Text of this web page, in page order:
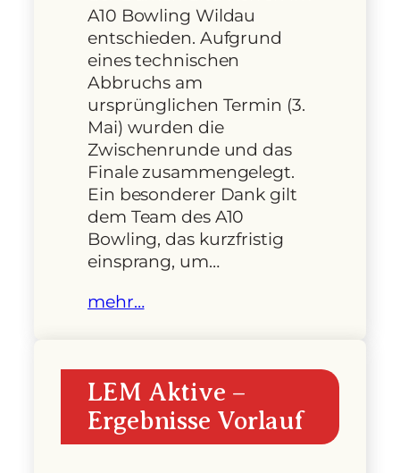
A10 Bowling Wildau
entschieden. Aufgrund
eines technischen
Abbruchs am
ursprünglichen Termin (3.
Mai) wurden die
Zwischenrunde und das
Finale zusammengelegt.
Ein besonderer Dank gilt
dem Team des A10
Bowling, das kurzfristig
einsprang, um…
mehr…
LEM Aktive –
Ergebnisse Vorlauf